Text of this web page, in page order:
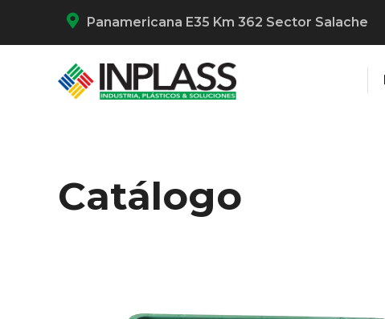
Panamericana E35 Km 362 Sector Salache
Catálogo